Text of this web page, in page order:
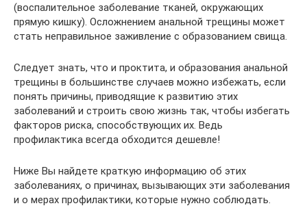
(воспалительное заболевание тканей, окружающих
прямую кишку). Осложнением анальной трещины может
стать неправильное заживление с образованием свища.
Следует знать, что и проктита, и образования анальной
трещины в большинстве случаев можно избежать, если
понять причины, приводящие к развитию этих
заболеваний и строить свою жизнь так, чтобы избегать
факторов риска, способствующих их. Ведь
профилактика всегда обходится дешевле!
Ниже Вы найдете краткую информацию об этих
заболеваниях, о причинах, вызывающих эти заболевания
и о мерах профилактики, которые нужно соблюдать.